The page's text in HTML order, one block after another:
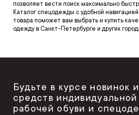
позволяет вести поиск максимально
Каталог спецодежды с удобной
товара поможет вам выбрать и купить
одежду в Санкт-Петербурге и других
Будьте в курсе новинок
средств
рабочей обуви и